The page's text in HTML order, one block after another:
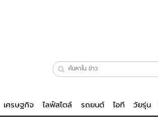
เศรษฐกิจ ไลฟ์สไตล์ รถยนต์ ไอที วัยรุ่น